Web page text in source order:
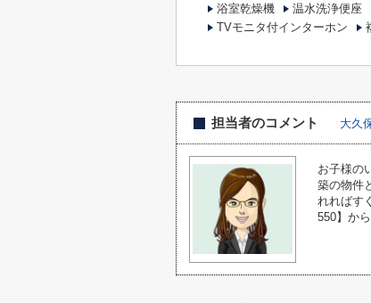
浴室乾燥機
温水洗浄便座
TVモニタ付インターホン
担当者のコメント 大久
お子様の
築の物件
れればす
550】か